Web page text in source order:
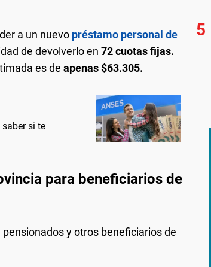
a un nuevo préstamo personal de
de devolverlo en 72 cuotas fijas.
es de apenas $63.305.
si te
para beneficiarios de
y otros beneficiarios de